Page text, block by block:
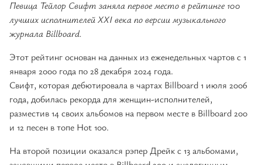
Певица Тейлор Свифт заняла первое место в рейтинге 100
лучших исполнителей XXI века по версии музыкального
журнала Billboard.
Этот рейтинг основан на данных из еженедельных чартов с 1
января 2000 года по 28 декабря 2024 года.
Свифт, которая дебютировала в чартах Billboard 1 июля 2006
года, добилась рекорда для женщин-исполнителей,
разместив 14 своих альбомов на первом месте в Billboard 200
и 12 песен в топе Hot 100.
На второй позиции оказался рэпер Дрейк с 13 альбомами,